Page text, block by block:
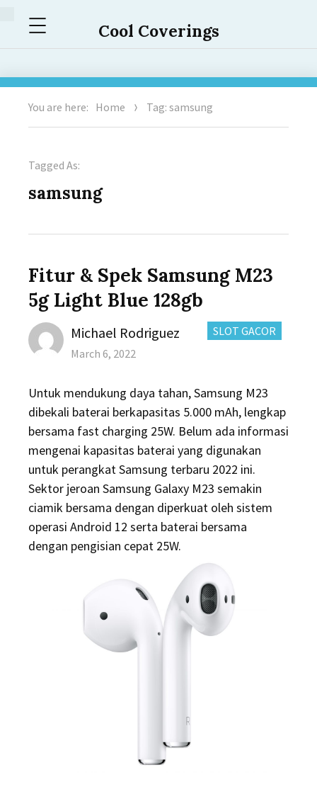
Cool Coverings
You are here: Home Tag: samsung
Tagged As:
samsung
Fitur & Spek Samsung M23
5g Light Blue 128gb
CATEGORIES:
SLOT GACOR
Author
Michael Rodriguez
Posted
March 6, 2022
Untuk mendukung daya tahan, Samsung M23
dibekali baterai berkapasitas 5.000 mAh, lengkap
bersama fast charging 25W. Belum ada informasi
mengenai kapasitas baterai yang digunakan
untuk perangkat Samsung terbaru 2022 ini.
Sektor jeroan Samsung Galaxy M23 semakin
ciamik bersama dengan diperkuat oleh sistem
operasi Android 12 serta baterai bersama
dengan pengisian cepat 25W.